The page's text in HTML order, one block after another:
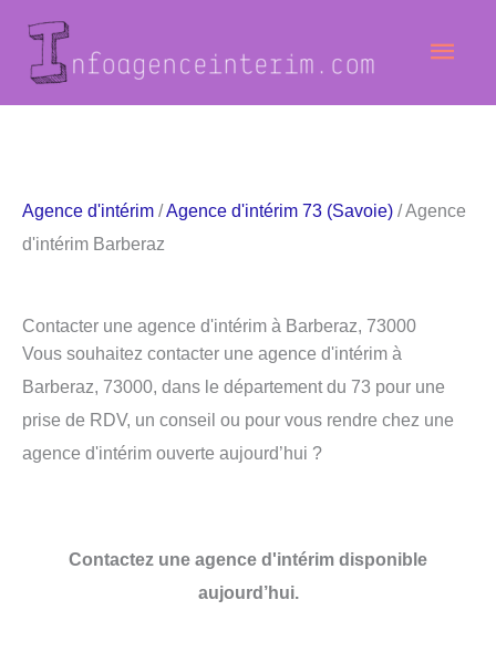
contenu
Agence d'intérim /Agence d'intérim 73 (Savoie) / Agence
d'intérim Barberaz
Contacter une agence d'intérim à Barberaz, 73000
Vous souhaitez contacter une agence d'intérim à
Barberaz, 73000, dans le département du 73 pour une
prise de RDV, un conseil ou pour vous rendre chez une
agence d'intérim ouverte aujourd’hui ?
Contactez une agence d'intérim disponible
aujourd’hui.